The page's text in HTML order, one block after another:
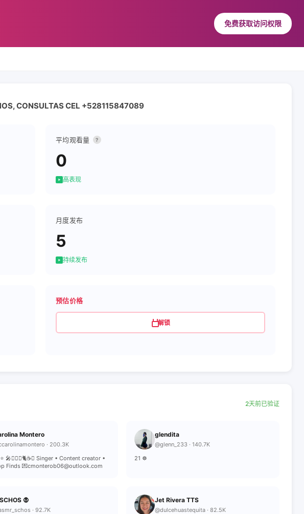
免费获取访问权限
CONSULTAS CEL +528115847089
平均观看量 ?
0
高表现
月度发布
5
持续发布
预估价格
解锁
2天前已验证
Montero
· 200.3K
🎤🏋🏼‍♀️🐈☕️✝️ Singer • Content creator •
Finds 💌cmonterob06@outlook.com
glendita
@glenn_233 · 140.7K
21 ☸️
🧛
· 92.7K
Jet Rivera TTS
@dulcehuastequita · 82.5K